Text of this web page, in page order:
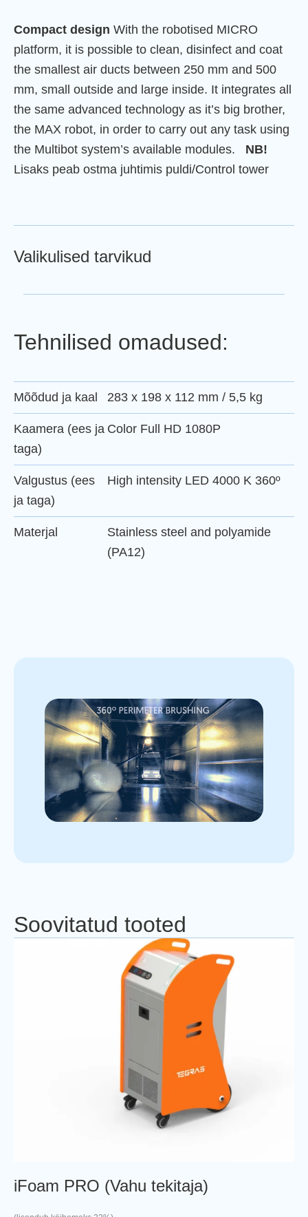
Compact design With the robotised MICRO
platform, it is possible to clean, disinfect and coat
the smallest air ducts between 250 mm and 500
mm, small outside and large inside. It integrates all
the same advanced technology as it’s big brother,
the MAX robot, in order to carry out any task using
the Multibot system’s available modules. NB!
Lisaks peab ostma juhtimis puldi/Control tower
Valikulised tarvikud
Tehnilised omadused:
Mõõdud ja kaal 283 x 198 x 112 mm / 5,5 kg
Kaamera (ees ja
taga)
Color Full HD 1080P
Valgustus (ees
ja taga)
High intensity LED 4000 K 360º
Materjal
Stainless steel and polyamide
(PA12)
Soovitatud tooted
iFoam PRO (Vahu tekitaja)